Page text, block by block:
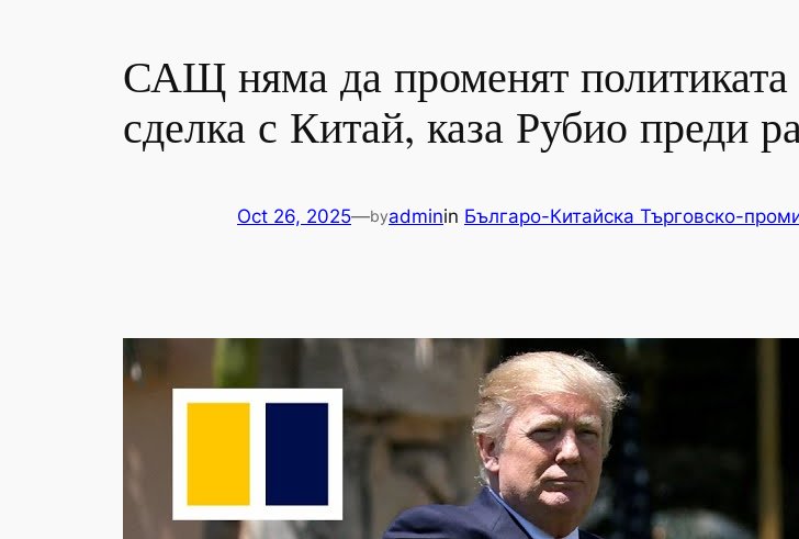
САЩ няма да променят политиката
сделка с Китай, каза Рубио преди
Oct 26, 2025—byadminin Българо-Китайска Търговско-